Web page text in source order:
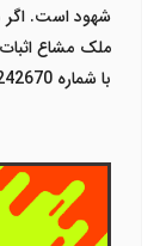
شهود است. اگر
ملک مشاع
با شماره 09212242670 تماس بگیرید.